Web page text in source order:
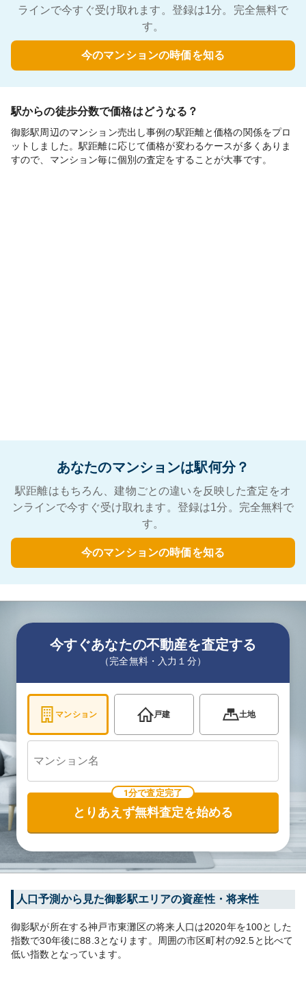
ラインで今すぐ受け取れます。登録は1分。完全無料で
す。
今のマンションの時価を知る
駅からの徒歩分数で価格はどうなる？
御影駅周辺のマンション売出し事例の駅距離と価格の関係をプロ
ットしました。駅距離に応じて価格が変わるケースが多くありま
すので、マンション毎に個別の査定をすることが大事です。
あなたのマンションは駅何分？
駅距離はもちろん、建物ごとの違いを反映した査定をオ
ンラインで今すぐ受け取れます。登録は1分。完全無料で
す。
今のマンションの時価を知る
今すぐあなたの不動産を査定する
（完全無料・入力１分）
マンション 戸建 土地
1分で査定完了
とりあえず無料査定を始める
人口予測から見た御影駅エリアの資産性・将来性
御影駅が所在する神戸市東灘区の将来人口は2020年を100とした
指数で30年後に88.3となります。 周囲の市区町村の92.5と比べて
低い指数となっています。